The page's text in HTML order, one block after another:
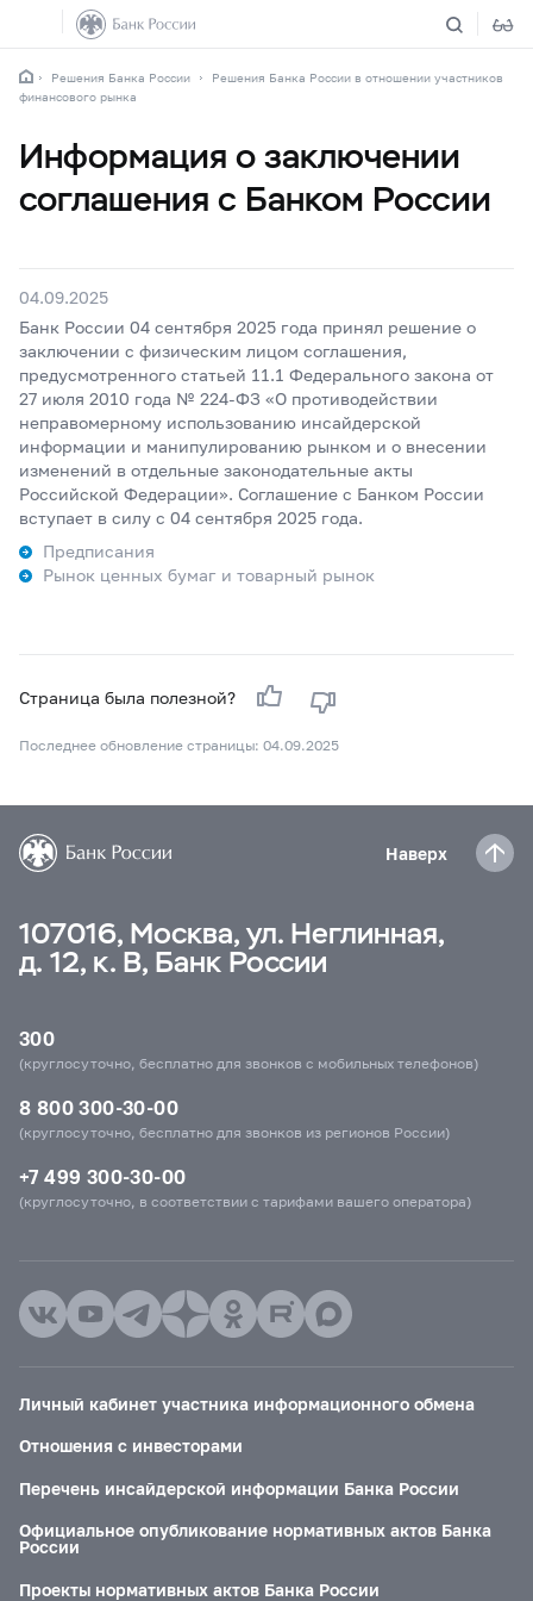
Решения Банка России
Решения Банка России в отношении участников
финансового рынка
Информация о заключении
соглашения с Банком России
04.09.2025
Банк России 04 сентября 2025 года принял решение о
заключении с физическим лицом соглашения,
предусмотренного статьей 11.1 Федерального закона от
27 июля 2010 года № 224-ФЗ «О противодействии
неправомерному использованию инсайдерской
информации и манипулированию рынком и о внесении
изменений в отдельные законодательные акты
Российской Федерации». Соглашение с Банком России
вступает в силу с 04 сентября 2025 года.
Предписания
Рынок ценных бумаг и товарный рынок
Страница была полезной?
Последнее обновление страницы: 04.09.2025
Наверх
107016, Москва, ул. Неглинная,
д. 12, к. В, Банк России
300
(круглосуточно, бесплатно для звонков с мобильных телефонов)
8 800 300-30-00
(круглосуточно, бесплатно для звонков из регионов России)
+7 499 300-30-00
(круглосуточно, в соответствии с тарифами вашего оператора)
Личный кабинет участника информационного обмена
Отношения с инвесторами
Перечень инсайдерской информации Банка России
Официальное опубликование нормативных актов Банка
России
Проекты нормативных актов Банка России